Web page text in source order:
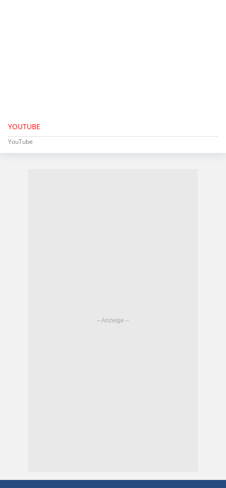
YOUTUBE
YouTube